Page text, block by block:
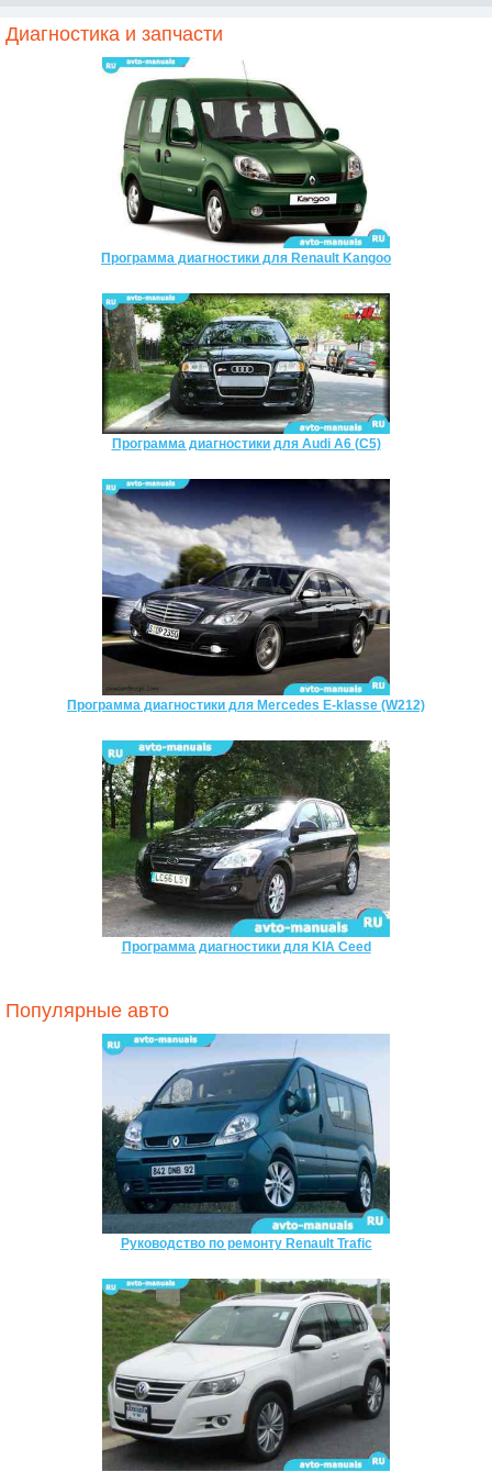
Диагностика и запчасти
Программа диагностики для Renault Kangoo
Программа диагностики для Audi A6 (C5)
Программа диагностики для Mercedes E-klasse (W212)
Программа диагностики для KIA Ceed
Популярные авто
Руководство по ремонту Renault Trafic